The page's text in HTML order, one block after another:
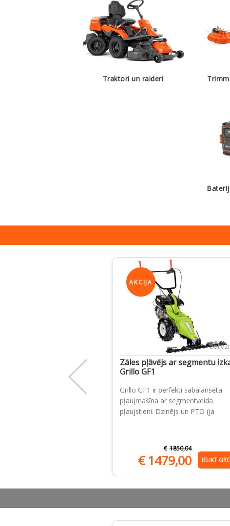
Traktori un raideri
AKCIJA
Zāles pļāvējs ar segmentu
Grillo GF1
Grillo GF1 ir perfekti sabalansēta
pļaujmašīna ar segmentveida
pļaujstieni. Dzinējs un PTO (ja
€ 1850,04
€ 1479,00 IELIKT